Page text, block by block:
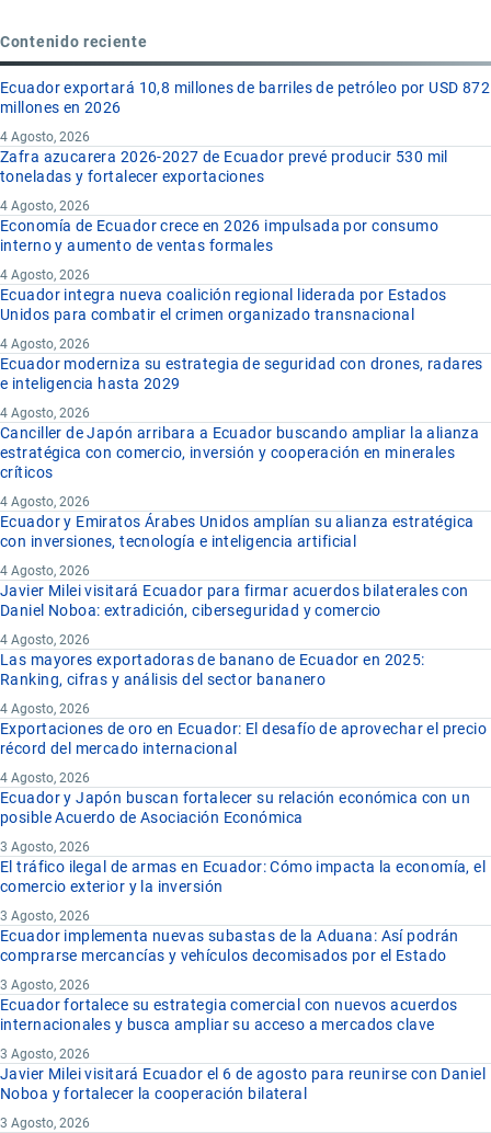
Contenido reciente
Ecuador exportará 10,8 millones de barriles de petróleo por USD 872
millones en 2026
4 Agosto, 2026
Zafra azucarera 2026-2027 de Ecuador prevé producir 530 mil
toneladas y fortalecer exportaciones
4 Agosto, 2026
Economía de Ecuador crece en 2026 impulsada por consumo
interno y aumento de ventas formales
4 Agosto, 2026
Ecuador integra nueva coalición regional liderada por Estados
Unidos para combatir el crimen organizado transnacional
4 Agosto, 2026
Ecuador moderniza su estrategia de seguridad con drones, radares
e inteligencia hasta 2029
4 Agosto, 2026
Canciller de Japón arribara a Ecuador buscando ampliar la alianza
estratégica con comercio, inversión y cooperación en minerales
críticos
4 Agosto, 2026
Ecuador y Emiratos Árabes Unidos amplían su alianza estratégica
con inversiones, tecnología e inteligencia artificial
4 Agosto, 2026
Javier Milei visitará Ecuador para firmar acuerdos bilaterales con
Daniel Noboa: extradición, ciberseguridad y comercio
4 Agosto, 2026
Las mayores exportadoras de banano de Ecuador en 2025:
Ranking, cifras y análisis del sector bananero
4 Agosto, 2026
Exportaciones de oro en Ecuador: El desafío de aprovechar el precio
récord del mercado internacional
4 Agosto, 2026
Ecuador y Japón buscan fortalecer su relación económica con un
posible Acuerdo de Asociación Económica
3 Agosto, 2026
El tráfico ilegal de armas en Ecuador: Cómo impacta la economía, el
comercio exterior y la inversión
3 Agosto, 2026
Ecuador implementa nuevas subastas de la Aduana: Así podrán
comprarse mercancías y vehículos decomisados por el Estado
3 Agosto, 2026
Ecuador fortalece su estrategia comercial con nuevos acuerdos
internacionales y busca ampliar su acceso a mercados clave
3 Agosto, 2026
Javier Milei visitará Ecuador el 6 de agosto para reunirse con Daniel
Noboa y fortalecer la cooperación bilateral
3 Agosto, 2026